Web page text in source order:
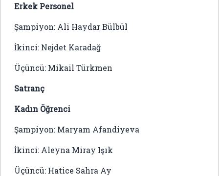
Erkek Personel
Şampiyon: Ali Haydar Bülbül
İkinci: Nejdet Karadağ
Üçüncü: Mikail Türkmen
Satranç
Kadın Öğrenci
Şampiyon: Maryam Afandiyeva
İkinci: Aleyna Miray Işık
Üçüncü: Hatice Sahra Ay